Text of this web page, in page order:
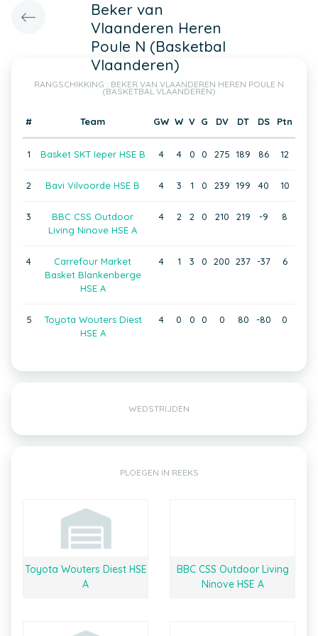
Beker van
Vlaanderen Heren
Poule N (Basketbal
Vlaanderen)
RANGSCHIKKING : BEKER VAN VLAANDEREN HEREN POULE N
(BASKETBAL VLAANDEREN)
# Team GW W V G DV DT DS Ptn
1 Basket SKT Ieper HSE B 4 4 0 0 275 189 86 12
2 Bavi Vilvoorde HSE B 4 3 1 0 239 199 40 10
3
BBC CSS Outdoor
Living Ninove HSE A
4 2 2 0 210 219 -9 8
4
Carrefour Market
Basket Blankenberge
HSE A
4 1 3 0 200 237 -37 6
5
Toyota Wouters Diest
HSE A
4 0 0 0 0 80 -80 0
WEDSTRIJDEN
PLOEGEN IN REEKS
Toyota Wouters Diest HSE
A
BBC CSS Outdoor Living
Ninove HSE A